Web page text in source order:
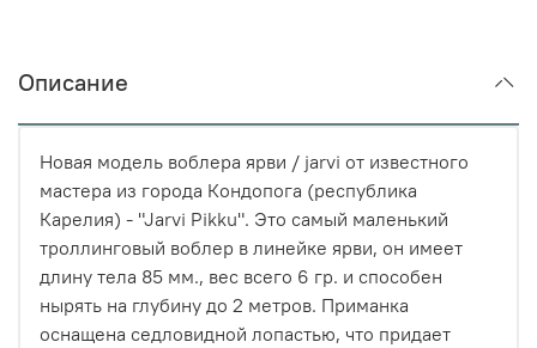
Описание
Новая модель воблера ярви / jarvi от известного
мастера из города Кондопога (республика
Карелия) - "Jarvi Pikku". Это самый маленький
троллинговый воблер в линейке ярви, он имеет
длину тела 85 мм., вес всего 6 гр. и способен
нырять на глубину до 2 метров. Приманка
оснащена седловидной лопастью, что придает